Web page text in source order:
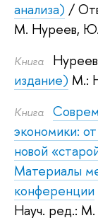
анализа) /
М. Нуреев,
Книга
издание) М.:
Книга
экономики:
новой
Материалы
конференции
Науч. ред.: М.